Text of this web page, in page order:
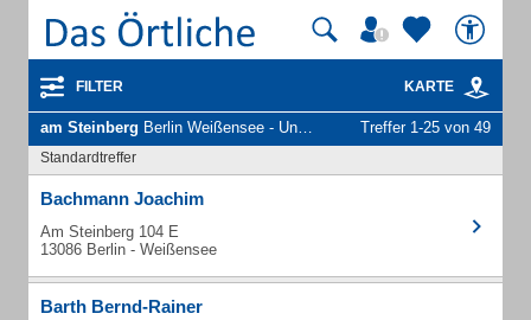
FILTER KARTE
am Steinberg Berlin Weißensee - Unternehmen und Personen Treffer 1-25 von 49
Standardtreffer
Bachmann Joachim
Am Steinberg 104 E
13086 Berlin - Weißensee
Barth Bernd-Rainer